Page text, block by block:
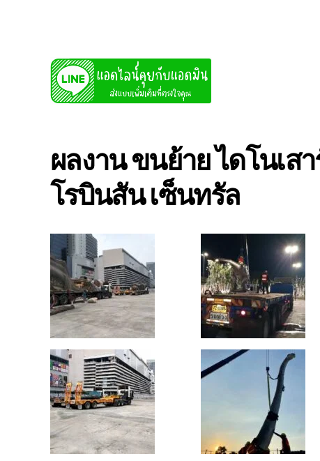
ผลงาน ขนย้าย ไดโนเส
โรบินสัน เซ็นทรัล